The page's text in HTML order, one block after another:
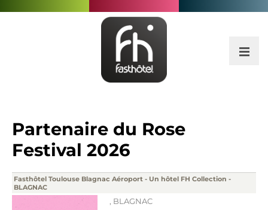
Partenaire du Rose
Festival 2026
Fasthôtel Toulouse Blagnac Aéroport - Un hôtel FH Collection -
BLAGNAC
, BLAGNAC